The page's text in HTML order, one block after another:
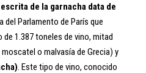
de la garnacha data de
del Parlamento de París que
1.387 toneles de vino, mitad
o malvasía de Grecia) y
. Este tipo de vino, conocido